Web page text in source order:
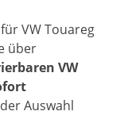
VW Touareg
über
VW
Auswahl